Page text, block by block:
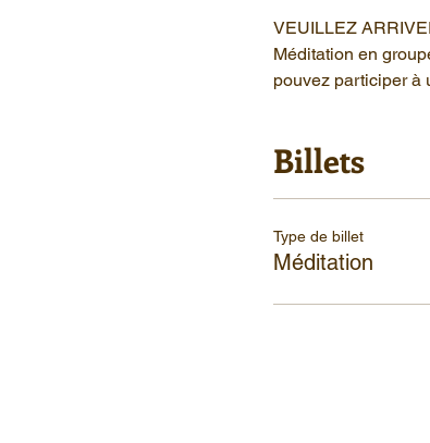
VEUILLEZ
Méditation en
pouvez participer à
Billets
Type de billet
Méditation